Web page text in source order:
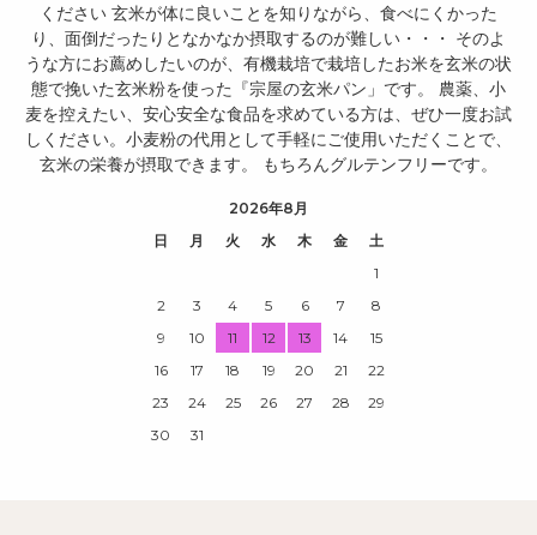
ください 玄米が体に良いことを知りながら、食べにくかった
り、面倒だったりとなかなか摂取するのが難しい・・・ そのよ
うな方にお薦めしたいのが、有機栽培で栽培したお米を玄米の状
態で挽いた玄米粉を使った『宗屋の玄米パン」です。 農薬、小
麦を控えたい、安心安全な食品を求めている方は、ぜひ一度お試
しください。小麦粉の代用として手軽にご使用いただくことで、
玄米の栄養が摂取できます。 もちろんグルテンフリーです。
2026年8月
日
月 火 水 木 金
土
1
2
3 4 5 6 7
8
9
10 11 12 13 14
15
16
17 18 19 20 21
22
23
24 25 26 27 28
29
30
31